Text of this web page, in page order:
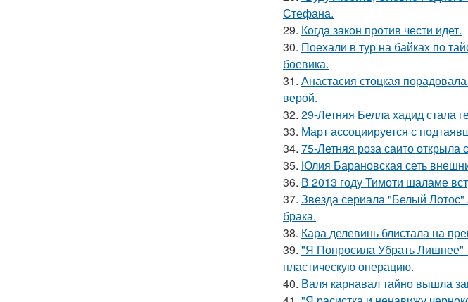
Стефана.
29. Когда закон против чести идет.
30. Поехали в тур на байках по
боевика.
31. Анастасия стоцкая
верой.
32. 29-Летняя Белла хадид стала
33. Март ассоциируется с
34. 75-Летняя роза саито открыла
35. Юлия Барановская сеть
36. В 2013 году Тимоти шаламе
37. Звезда сериала "Белый
брака.
38. Кара делевинь блистала на
39. "Я Попросила Убрать Лишнее"
пластическую операцию.
40. Валя карнавал тайно вышла